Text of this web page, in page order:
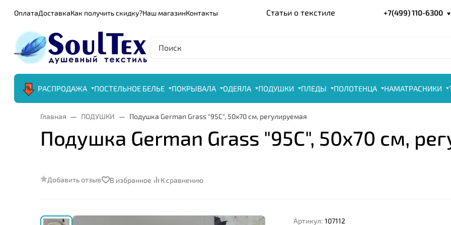
ОплатаДоставкаКак получить скидку?Наш магазинКонтакты Статьи о текстиле +7(499) 110-6300
РАСПРОДАЖА ПОСТЕЛЬНОЕ БЕЛЬЕ ПОКРЫВАЛА ОДЕЯЛА ПОДУШКИ ПЛЕДЫ ПОЛОТЕНЦА НАМАТРАСНИКИ
Главная ПОДУШКИ Подушка German Grass "95С", 50x70 см, регулируемая
Подушка German Grass "95С", 50x70 см,
Добавить отзыв В избранное К сравнению
Артикул: 107112